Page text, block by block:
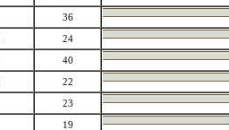
36
24
40
22
23
19